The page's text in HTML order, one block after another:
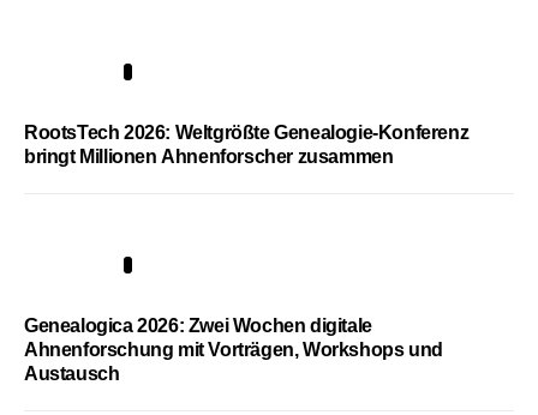
RootsTech 2026: Weltgrößte Genealogie-Konferenz
bringt Millionen Ahnenforscher zusammen
Genealogica 2026: Zwei Wochen digitale
Ahnenforschung mit Vorträgen, Workshops und
Austausch